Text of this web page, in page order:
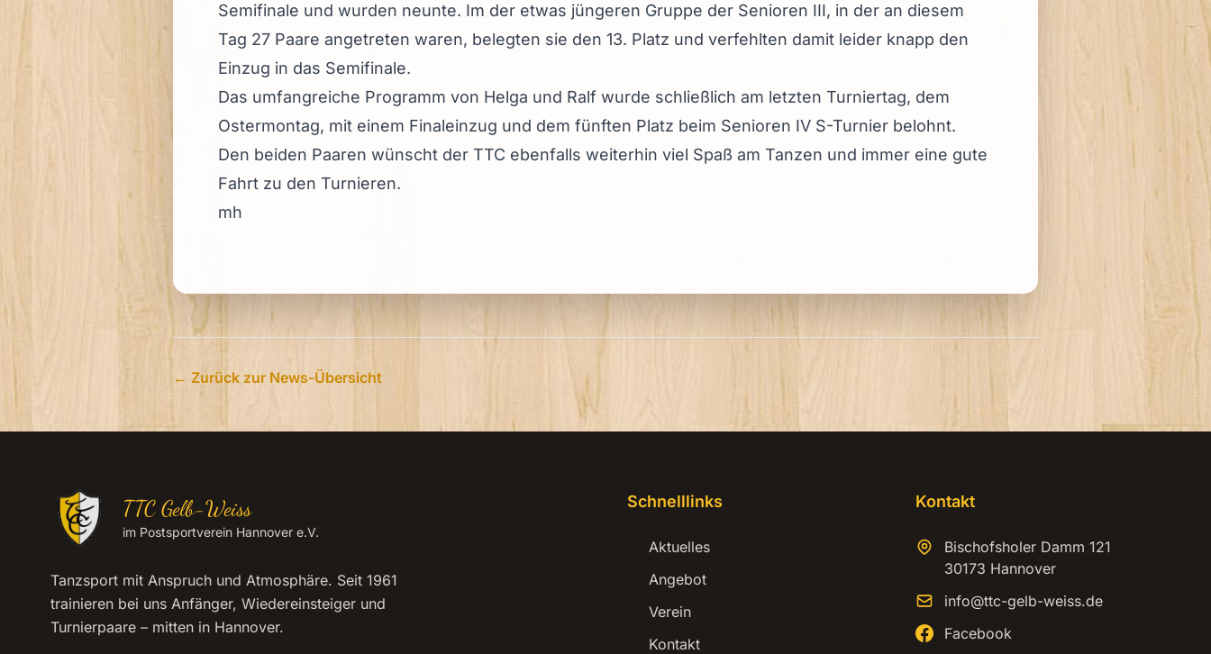
Semifinale und wurden neunte. Im der etwas jüngeren Gruppe der Senioren III, in der an diesem
Tag 27 Paare angetreten waren, belegten sie den 13. Platz und verfehlten damit leider knapp den
Einzug in das Semifinale.
Das umfangreiche Programm von Helga und Ralf wurde schließlich am letzten Turniertag, dem
Ostermontag, mit einem Finaleinzug und dem fünften Platz beim Senioren IV S-Turnier belohnt.
Den beiden Paaren wünscht der TTC ebenfalls weiterhin viel Spaß am Tanzen und immer eine gute
Fahrt zu den Turnieren.
mh
← Zurück zur News-Übersicht
TTC Gelb-Weiss
im Postsportverein Hannover e.V.
Tanzsport mit Anspruch und Atmosphäre. Seit 1961
trainieren bei uns Anfänger, Wiedereinsteiger und
Turnierpaare – mitten in Hannover.
Schnelllinks
Aktuelles
Angebot
Verein
Kontakt
Kontakt
Bischofsholer Damm 121
30173 Hannover
info@ttc-gelb-weiss.de
Facebook